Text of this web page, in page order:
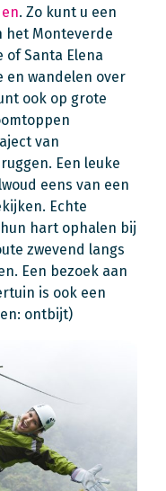
. Zo kunt u een
het Monteverde
of Santa Elena
en wandelen over
ook op grote
van
Een leuke
eens van een
Echte
hart ophalen bij
zwevend langs
Een bezoek aan
is ook een
ontbijt)